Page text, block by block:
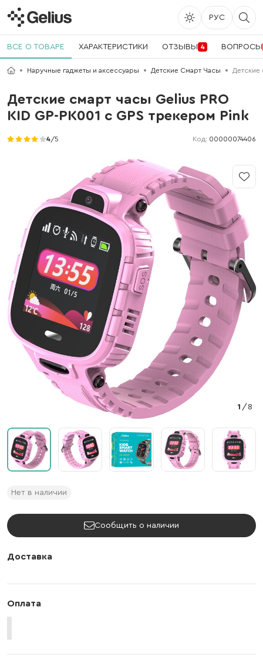
РУС
ВСЕ О ТОВАРЕ ХАРАКТЕРИСТИКИ ОТЗЫВЫ 4 ВОПРОСЫ
Наручные гаджеты и аксессуары Детские Смарт Часы Детские
Детские смарт часы Gelius PRO
KID GP-PK001 с GPS трекером Pink
4/5 Код: 00000074406
1 / 8
Нет в наличии
Сообщить о наличии
Доставка
Оплата